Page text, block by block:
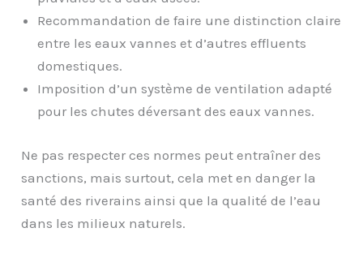
Recommandation de faire une distinction claire
entre les eaux vannes et d’autres effluents
domestiques.
Imposition d’un système de ventilation adapté
pour les chutes déversant des eaux vannes.
Ne pas respecter ces normes peut entraîner des
sanctions, mais surtout, cela met en danger la
santé des riverains ainsi que la qualité de l’eau
dans les milieux naturels.